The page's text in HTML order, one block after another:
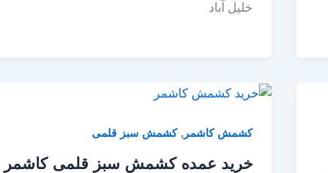
خلیل آباد
کشمش کاشمر ,کشمش سبز قلمی
خرید عمده کشمش سبز قلمی کاشمر